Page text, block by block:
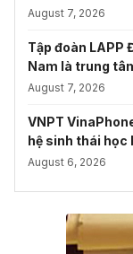
August 7, 2026
Tập đoàn LAPP
Nam là trung
August 7, 2026
VNPT
hệ sinh thái học
August 6, 2026